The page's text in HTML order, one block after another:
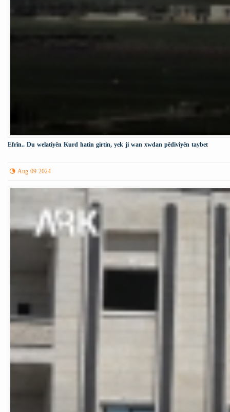
Efrîn.. Du welatiyên Kurd hatin girtin, yek ji wan xwdan pêdiviyên taybet
Aug 09 2024